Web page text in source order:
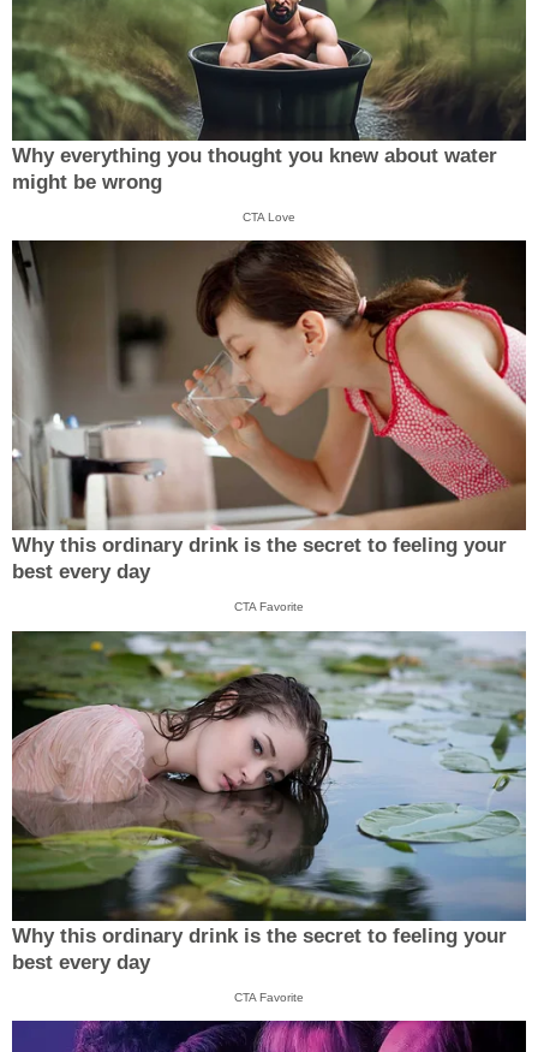
Why everything you thought you knew about water
might be wrong
CTA Love
Why this ordinary drink is the secret to feeling your
best every day
CTA Favorite
Why this ordinary drink is the secret to feeling your
best every day
CTA Favorite